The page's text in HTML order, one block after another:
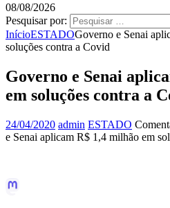
08/08/2026
Pesquisar por:
InícioESTADOGoverno e Senai
soluções contra a Covid
Governo e Senai
em soluções contra a
24/04/2020 admin ESTADO
e Senai aplicam R$ 1,4 milhão em